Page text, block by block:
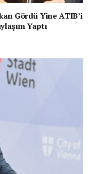
Gördü Yine ATIB’i
Yaptı